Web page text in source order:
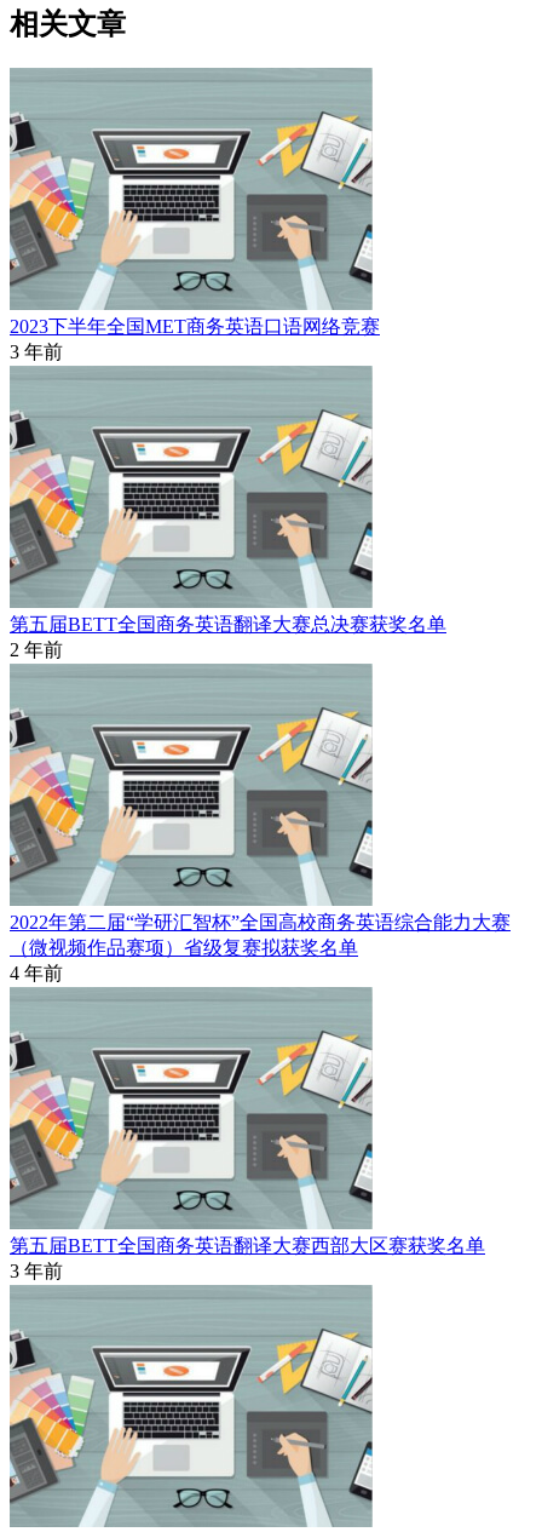
相关文章
2023下半年全国MET商务英语口语网络竞赛
3 年前
第五届BETT全国商务英语翻译大赛总决赛获奖名单
2 年前
2022年第二届“学研汇智杯”全国高校商务英语综合能力大赛
（微视频作品赛项）省级复赛拟获奖名单
4 年前
第五届BETT全国商务英语翻译大赛西部大区赛获奖名单
3 年前